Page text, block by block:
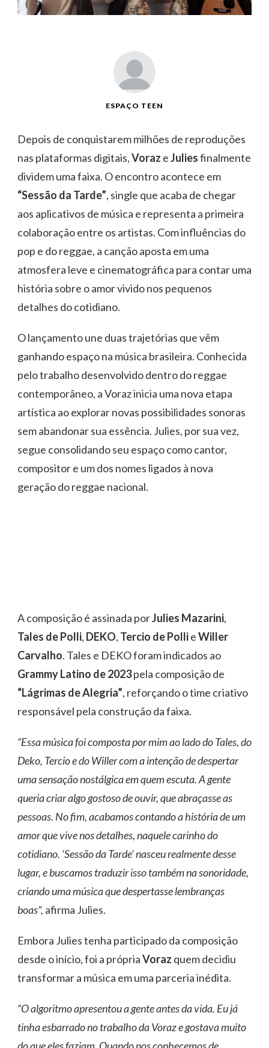
ESPAÇO TEEN
Depois de conquistarem milhões de reproduções
nas plataformas digitais,Voraz eJuliesfinalmente
dividem uma faixa. O encontro acontece em
“Sessão da Tarde”, single que acaba de chegar
aos aplicativos de música e representa a primeira
colaboração entre os artistas. Com influências do
pop e do reggae, a canção aposta em uma
atmosfera leve e cinematográfica para contar uma
história sobre o amor vivido nos pequenos
detalhes do cotidiano.
O lançamento une duas trajetórias que vêm
ganhando espaço na música brasileira. Conhecida
pelo trabalho desenvolvido dentro do reggae
contemporâneo, a Voraz inicia uma nova etapa
artística ao explorar novas possibilidades sonoras
sem abandonar sua essência. Julies, por sua vez,
segue consolidando seu espaço como cantor,
compositor e um dos nomes ligados à nova
geração do reggae nacional.
A composição é assinada porJulies Mazarini,
Tales de Polli, DEKO, Tercio de PollieWiller
Carvalho. Tales e DEKO foram indicados ao
Grammy Latino de 2023pela composição de
“Lágrimas de Alegria”, reforçando o time criativo
responsável pela construção da faixa.
“Essa música foi composta por mim ao lado do Tales, do
Deko, Tercio e do Willer com a intenção de despertar
uma sensação nostálgica em quem escuta. A gente
queria criar algo gostoso de ouvir, que abraçasse as
pessoas. No fim, acabamos contando a história de um
amor que vive nos detalhes, naquele carinho do
cotidiano. ‘Sessão da Tarde’ nasceu realmente desse
lugar, e buscamos traduzir isso também na sonoridade,
criando uma música que despertasse lembranças
boas”, afirma Julies.
Embora Julies tenha participado da composição
desde o início, foi a própriaVoraz quem decidiu
transformar a música em uma parceria inédita.
“O algoritmo apresentou a gente antes da vida. Eu já
tinha esbarrado no trabalho da Voraz e gostava muito